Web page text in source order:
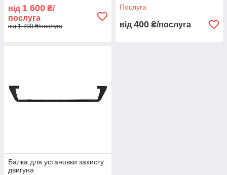
від 1 600 ₴/
послуга
від 1 700 ₴/послуга
Послуга
від 400 ₴/послуга
Балка для установки захисту
двигуна